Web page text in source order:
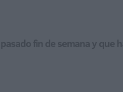
fin de semana y que